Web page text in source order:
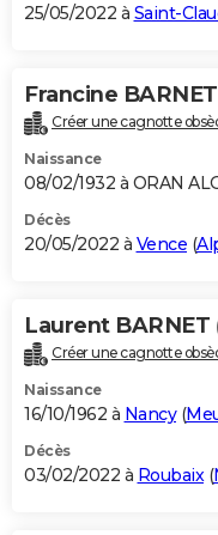
25/05/2022 à Saint-
Francine BARNET
Créer une cagnotte
Naissance
08/02/1932 à ORAN
Décès
20/05/2022 à Vence (
Laurent BARNET
Créer une cagnotte
Naissance
16/10/1962 à Nancy(
Décès
03/02/2022 à Roubaix(